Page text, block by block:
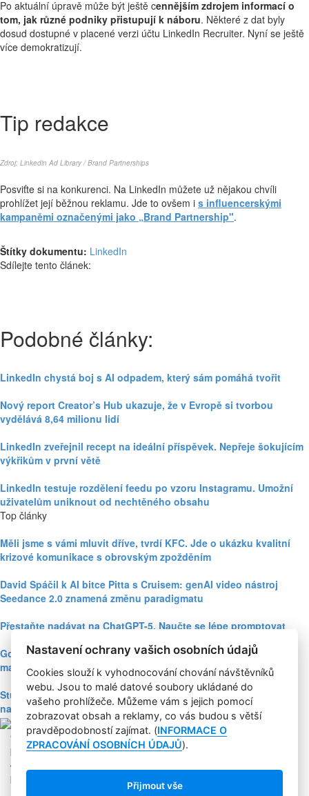
Po aktuální úpravě může být ještě cennějším zdrojem informací o
tom, jak různé podniky přistupují k náboru. Některé z dat byly
dosud dostupné v placené verzi účtu LinkedIn Recruiter. Nyní se ještě
více demokratizují.
Tip redakce
Zdroj: Linkedin Ad Library / Brand Partnerships
Posviťte si na konkurenci. Na LinkedIn můžete už nějakou chvíli
prohlížet její běžnou reklamu. Jde to ovšem i s influencerskými
kampaněmi označenými jako „Brand Partnership".
Štítky dokumentu: LinkedIn
Sdílejte tento článek:
Podobné články:
LinkedIn chystá boj s AI odpadem, který sám pomáhá tvořit
Nový report Creator’s Hub ukazuje, že v Evropě si tvorbou
vydělává 8,64 milionu lidí
LinkedIn zveřejnil recept na ideální příspěvek. Nepřeje šokujícím
výkřikům v první větě
LinkedIn testuje rozdělení feedu po vzoru Instagramu. Umožní
uživatelům uniknout od nechtěného obsahu
Top články
Měli jsme s vámi mluvit dříve, tvrdí KFC. Jde o ukázku kvalitní
krizové komunikace s obrovským zpožděním
David Spáčil k AI bitce Pitta s Cruisem: genAI video nástroj
Seedance 2.0 znamená změnu paradigmatu
Přestaňte nadávat na ChatGPT-5. Naučte se lépe promptovat
Google Nano Banana nabízí dosud největší potenciál pro
marketing mezi genAI modely pro tvorbu obrázků
Studie: Využívání generativní AI mezi spotřebiteli při online
nakupování prudce roste
Copyright © 2004-2020 Focus Agency, s.r.o. Plné znění licenčních
podmínek. ISSN 1803-957X
Jakékoliv publikování, přebírání nebo šíření obsahu je bez
písemného souhlasu Focus Agency, s.r.o. zakázáno.
RSS 1
Nastavení ochrany vašich osobních údajů
Cookies slouží k vyhodnocování chování návštěvníků
webu. Jsou to malé datové soubory ukládané do
vašeho prohlížeče. Můžeme vám s jejich pomocí
zobrazovat obsah a reklamy, co vás budou s větší
pravděpodobností zajímat. (INFORMACE O
ZPRACOVÁNÍ OSOBNÍCH ÚDAJŮ).
Přijmout vše